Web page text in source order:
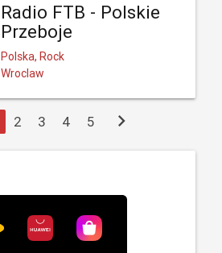
Radio FTB - Polskie
Przeboje
Polska, Rock
Wroclaw
2 3 4 5 chevron_right